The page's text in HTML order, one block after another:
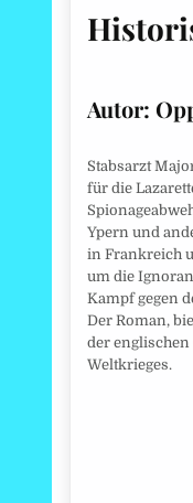
Autor:
Stabsarzt
für die
Ypern und
in Frankreich
um die
Kampf gegen
Der Roman,
der
Weltkrieges.